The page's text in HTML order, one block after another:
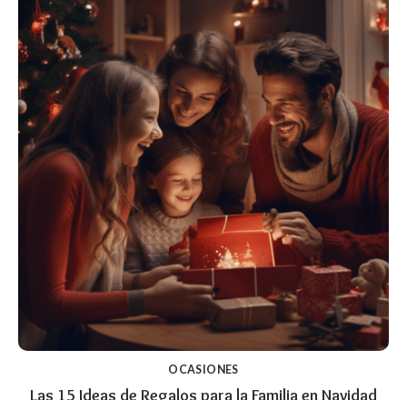
OCASIONES
Las 15 Ideas de Regalos para la Familia en Navidad